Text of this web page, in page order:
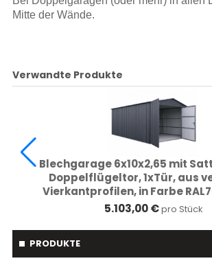
PRODUKTE
Mitte der Wände.
Verwandte Produkte
Blechgarage 6x10x2,65 mit
Doppelflügeltor, 1xTür, aus
Vierkantprofilen, in Farbe
5.103,00 € pro Stück